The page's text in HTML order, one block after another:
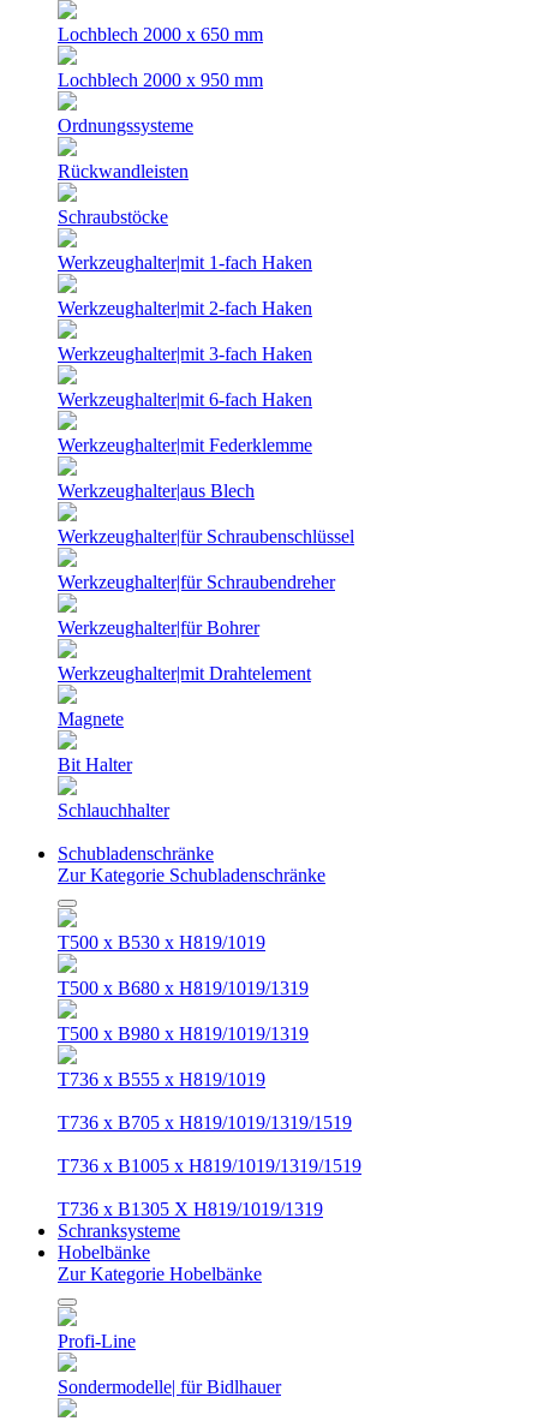
Lochblech 2000 x 650 mm
Lochblech 2000 x 950 mm
Ordnungssysteme
Rückwandleisten
Schraubstöcke
Werkzeughalter|mit 1-fach Haken
Werkzeughalter|mit 2-fach Haken
Werkzeughalter|mit 3-fach Haken
Werkzeughalter|mit 6-fach Haken
Werkzeughalter|mit Federklemme
Werkzeughalter|aus Blech
Werkzeughalter|für Schraubenschlüssel
Werkzeughalter|für Schraubendreher
Werkzeughalter|für Bohrer
Werkzeughalter|mit Drahtelement
Magnete
Bit Halter
Schlauchhalter
Schubladenschränke
Zur Kategorie Schubladenschränke
T500 x B530 x H819/1019
T500 x B680 x H819/1019/1319
T500 x B980 x H819/1019/1319
T736 x B555 x H819/1019
T736 x B705 x H819/1019/1319/1519
T736 x B1005 x H819/1019/1319/1519
T736 x B1305 X H819/1019/1319
Schranksysteme
Hobelbänke
Zur Kategorie Hobelbänke
Profi-Line
Sondermodelle| für Bidlhauer